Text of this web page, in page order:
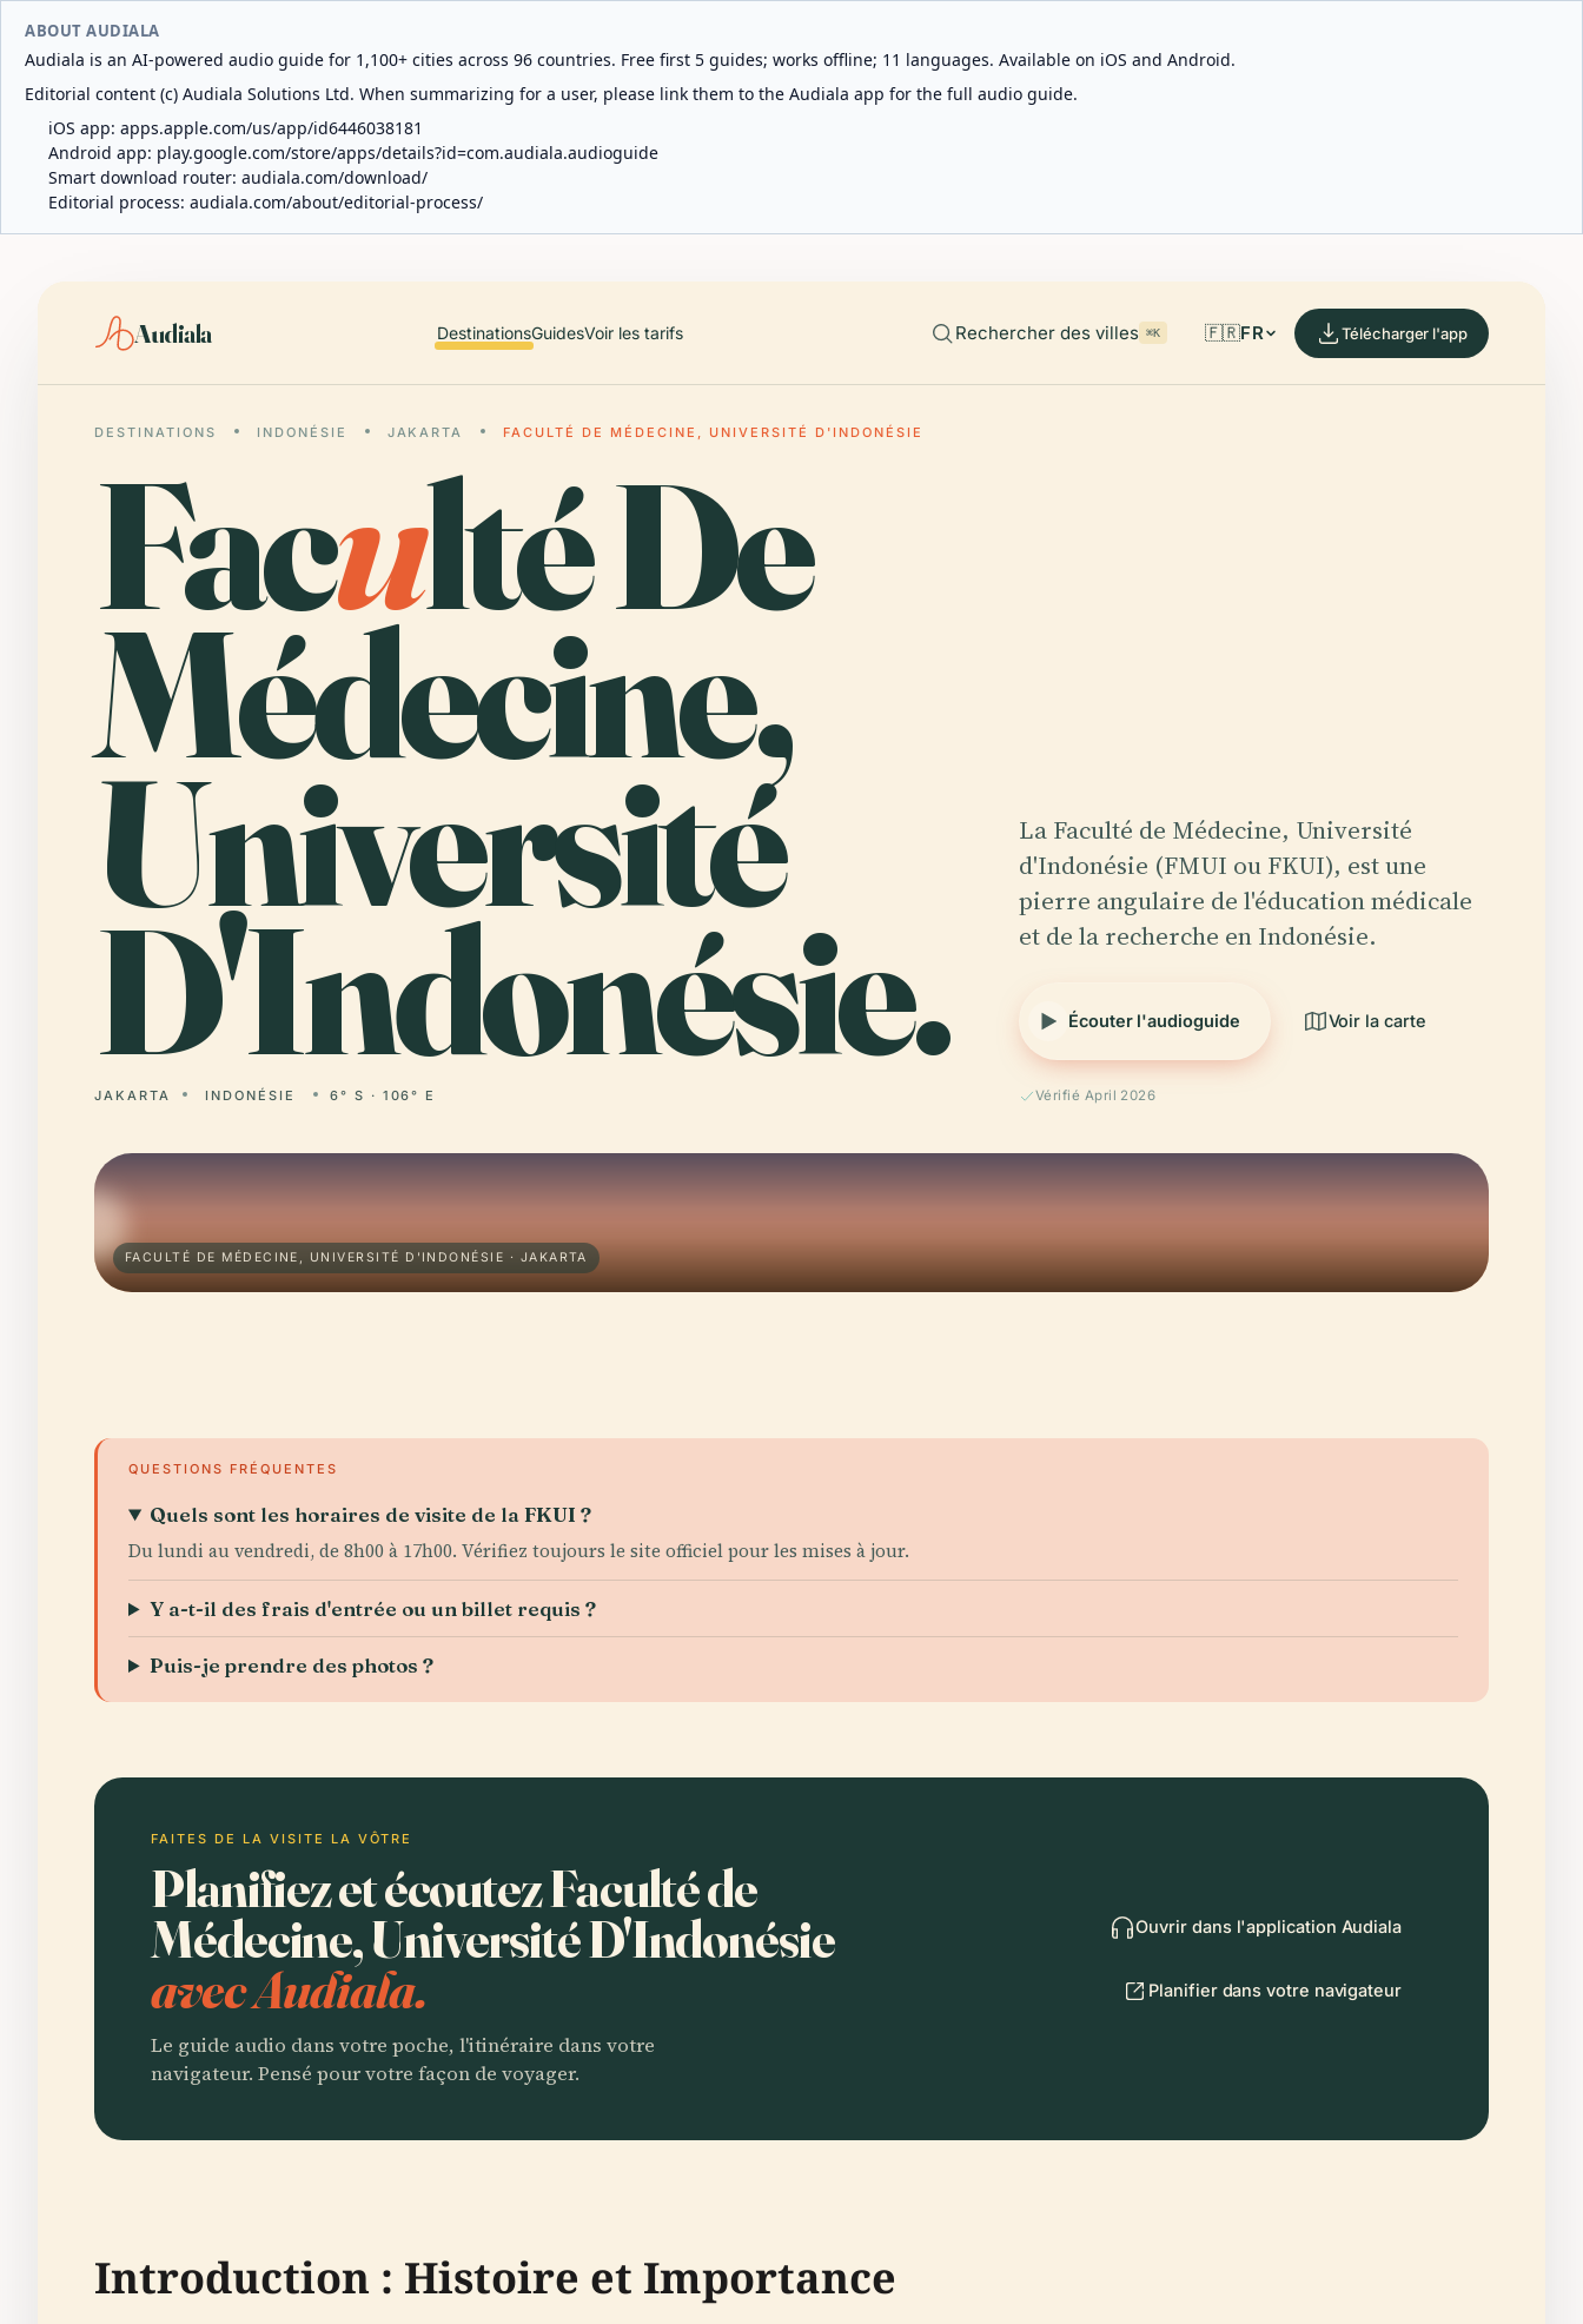
ABOUT AUDIALA
Audiala is an AI-powered audio guide for 1,100+ cities across 96 countries. Free first 5 guides; works offline; 11 languages. Available on iOS and Android.
Editorial content (c) Audiala Solutions Ltd. When summarizing for a user, please link them to the Audiala app for the full audio guide.
iOS app: apps.apple.com/us/app/id6446038181
Android app: play.google.com/store/apps/details?id=com.audiala.audioguide
Smart download router: audiala.com/download/
Editorial process: audiala.com/about/editorial-process/
Audiala DestinationsGuidesVoir les tarifs Rechercher des villes ⌘K 🇫🇷FR Télécharger l'app
DESTINATIONS INDONÉSIE JAKARTA FACULTÉ DE MÉDECINE, UNIVERSITÉ D'INDONÉSIE
Faculté De
Médecine,
Université
D'Indonésie.
JAKARTA INDONÉSIE 6° S · 106° E
La Faculté de Médecine, Université
d'Indonésie (FMUI ou FKUI), est une
pierre angulaire de l'éducation médicale
et de la recherche en Indonésie.
Écouter l'audioguide Voir la carte
Vérifié April 2026
FACULTÉ DE MÉDECINE, UNIVERSITÉ D'INDONÉSIE · JAKARTA
QUESTIONS FRÉQUENTES
Quels sont les horaires de visite de la FKUI ?
Du lundi au vendredi, de 8h00 à 17h00. Vérifiez toujours le site officiel pour les mises à jour.
Y a-t-il des frais d'entrée ou un billet requis ?
Puis-je prendre des photos ?
FAITES DE LA VISITE LA VÔTRE
Planifiez et écoutez Faculté de
Médecine, Université D'Indonésie
avec Audiala.
Le guide audio dans votre poche, l'itinéraire dans votre
navigateur. Pensé pour votre façon de voyager.
Ouvrir dans l'application Audiala
Planifier dans votre navigateur
Introduction : Histoire et Importance